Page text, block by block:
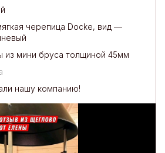
черепица Docke, вид —
из мини бруса толщиной 45мм
нашу компанию!